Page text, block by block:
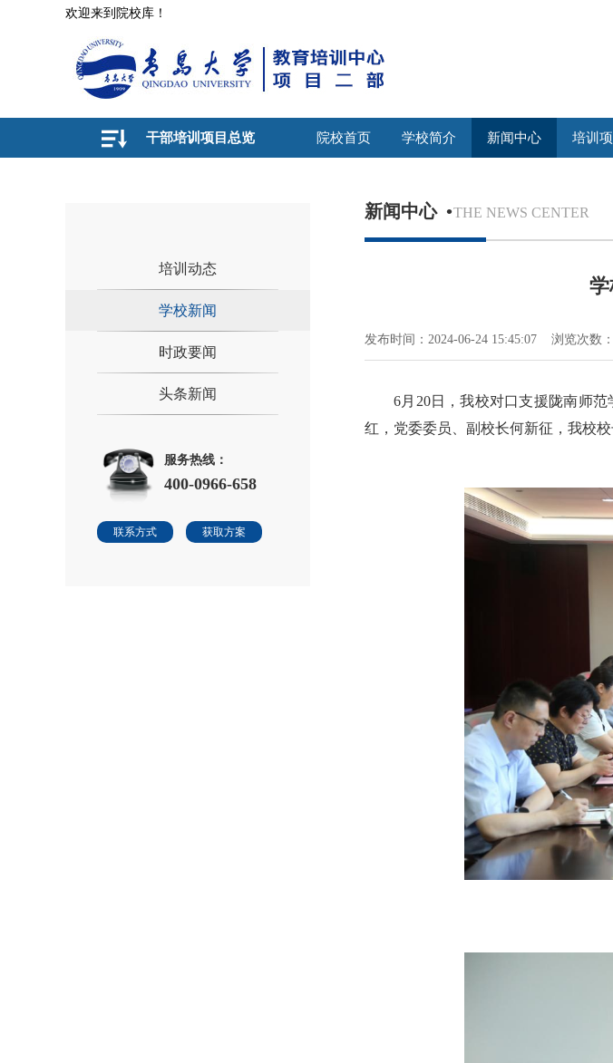
欢迎来到院校库！
院校首页 学校简介 新闻中心 培训项
干部培训项目总览
培训动态
学校新闻
时政要闻
头条新闻
服务热线：
400-0966-658
联系方式 获取方案
新闻中心 •THE NEWS CENTER
发布时间：2024-06-24 15:45:07 浏览次数
6月20日，我校对口支援陇南师
红，党委委员、副校长何新征，我校